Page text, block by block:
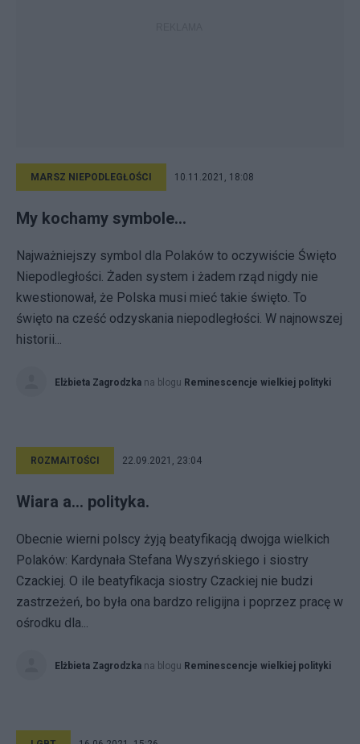
MARSZ NIEPODLEGŁOŚCI 10.11.2021, 18:08
My kochamy symbole...
Najważniejszy symbol dla Polaków to oczywiście Święto
Niepodległości. Żaden system i żadem rząd nigdy nie
kwestionował, że Polska musi mieć takie święto. To
święto na cześć odzyskania niepodległości. W najnowszej
historii...
Elżbieta Zagrodzka na blogu Reminescencje wielkiej polityki
ROZMAITOŚCI 22.09.2021, 23:04
Wiara a... polityka.
Obecnie wierni polscy żyją beatyfikacją dwojga wielkich
Polaków: Kardynała Stefana Wyszyńskiego i siostry
Czackiej. O ile beatyfikacja siostry Czackiej nie budzi
zastrzeżeń, bo była ona bardzo religijna i poprzez pracę w
ośrodku dla...
Elżbieta Zagrodzka na blogu Reminescencje wielkiej polityki